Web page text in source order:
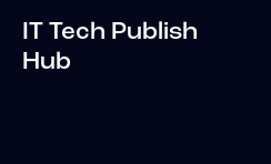
IT Tech Publish
Hub